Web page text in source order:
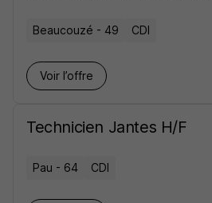
Beaucouzé - 49 CDI
Voir l’offre
Technicien Jantes H/F
Pau - 64 CDI